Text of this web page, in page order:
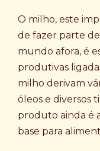
O milho, este
de fazer parte
mundo afora, é
produtivas
milho derivam
óleos e diversos
produto ainda é
base para